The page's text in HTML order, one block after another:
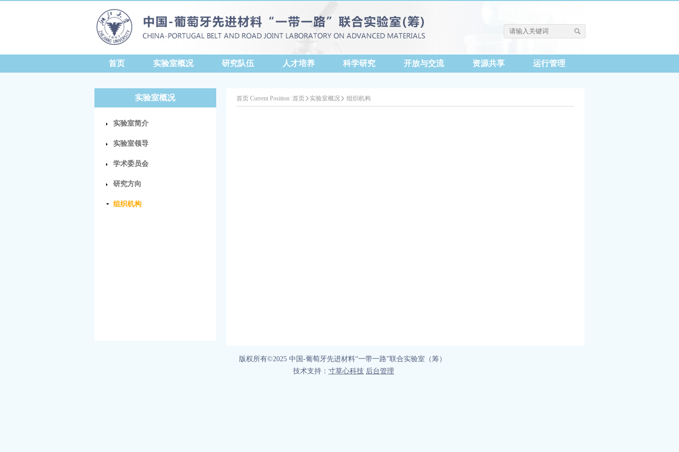
首页 实验室概况 研究队伍 人才培养 科学研究 开放与交流 资源共享 运行管理
实验室概况
实验室简介
实验室领导
学术委员会
研究方向
组织机构
首页 Current Position :首页 实验室概况 组织机构
版权所有©2025 中国-葡萄牙先进材料“一带一路”联合实验室（筹）
技术支持： 寸草心科技 后台管理